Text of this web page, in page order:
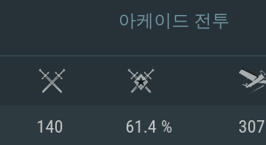
아케이드 전투
140 61.4 % 307